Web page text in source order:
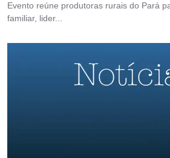
Evento reúne produtoras rurais do Pará
familiar, lider...